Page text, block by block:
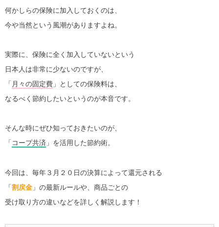
何かしらの保険に加入しておくのは、
今や当然という風潮がありますよね。
実際に、保険に全く加入していないという
日本人は非常に少ないのですが、
「 月々の固定費 」としての保険料は、
なるべく節約したいというのが本音です。
そんな時にぜひ知っておきたいのが、
「 コープ共済 」を活用した節約術。
今回は、毎年３月２０日の決算によって還元される
「割戻金 」の最新ルールや、商品ごとの
受け取り方の違いなどを詳しく解説します！